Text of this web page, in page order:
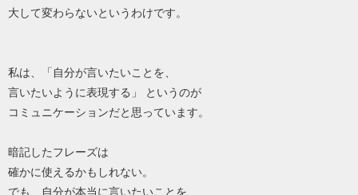
大して変わらないというわけです。
私は、「自分が言いたいことを、
言いたいように表現する」 というのが
コミュニケーションだと思っています。
暗記したフレーズは
確かに使えるかもしれない。
でも、自分が本当に言いたいことを、